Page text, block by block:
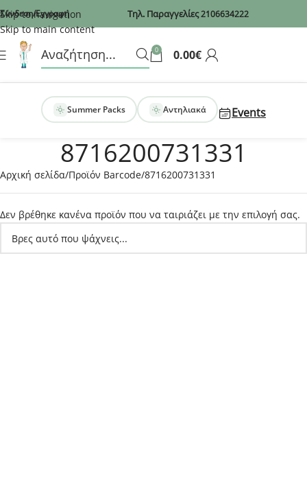
Recaptcha
Skip to navigation
Skip to main content
Σύνδεση/Εγγραφή Τηλ. Παραγγελίες2106634222
0 0.00€
Summer Packs Αντηλιακά Events
8716200731331
Αρχική σελίδα Προϊόν Barcode 8716200731331
Δεν βρέθηκε κανένα προϊόν που να ταιριάζει με την επιλογή σας.